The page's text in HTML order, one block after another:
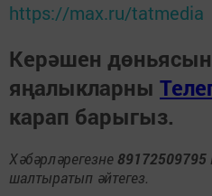
https://max.ru/tatmedia
Керәшен
яңалыкларны
карап барыгыз.
Хәбәрләрегезне 89172509795
шалтыратып әйтегез.